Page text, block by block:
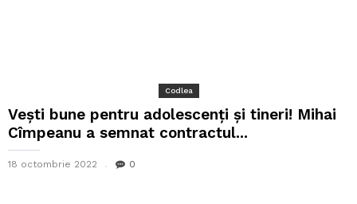
Codlea
Vești bune pentru adolescenți și tineri! Mihai
Cîmpeanu a semnat contractul...
18 octombrie 2022 0